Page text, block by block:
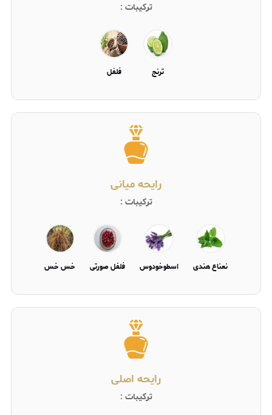
ترکیبات :
ترنج فلفل
رایحه میانی
ترکیبات :
نعناع هندی اسطوخودوس فلفل صورتی خس خس
رایحه اصلی
ترکیبات :